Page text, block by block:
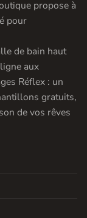
propose à
pour
de bain haut
aux
Réflex : un
gratuits,
de vos rêves